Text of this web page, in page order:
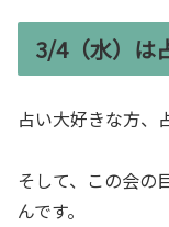
3/4（水）は
占い大好きな方、
そして、この会の
んです。